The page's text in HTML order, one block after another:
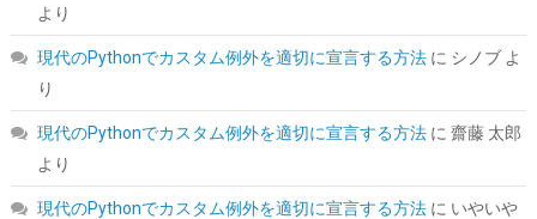
より
現代のPythonでカスタム例外を適切に宣言する方法に シノブよ
り
現代のPythonでカスタム例外を適切に宣言する方法に 齋藤 太郎
より
現代のPythonでカスタム例外を適切に宣言する方法に いやいや